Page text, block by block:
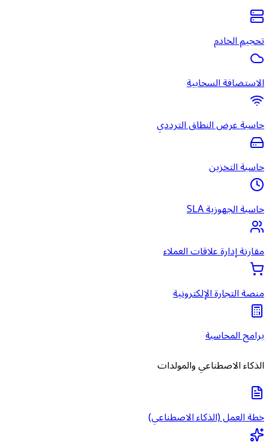
تحجيم الخادم
الاستضافة السحابية
حاسبة عرض النطاق الترددي
حاسبة التخزين
حاسبة الجهوزية SLA
مقارنة إدارة علاقات العملاء
منصة التجارة الإلكترونية
برامج المحاسبة
الذكاء الاصطناعي والمولدات
خطة العمل (الذكاء الاصطناعي)